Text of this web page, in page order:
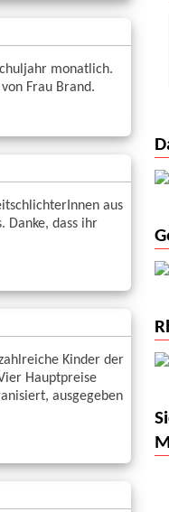
monatlich.
Frau Brand.
aus
Danke, dass ihr
Kinder der
Hauptpreise
ausgegeben